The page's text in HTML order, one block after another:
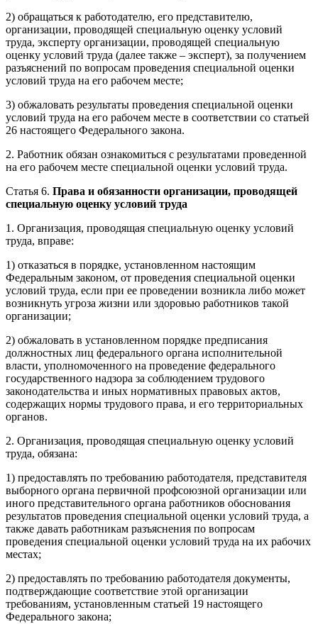
2) обращаться к работодателю, его представителю,
организации, проводящей специальную оценку условий
труда, эксперту организации, проводящей специальную
оценку условий труда (далее также – эксперт), за получением
разъяснений по вопросам проведения специальной оценки
условий труда на его рабочем месте;
3) обжаловать результаты проведения специальной оценки
условий труда на его рабочем месте в соответствии со статьей
26 настоящего Федерального закона.
2. Работник обязан ознакомиться с результатами проведенной
на его рабочем месте специальной оценки условий труда.
Статья 6. Права и обязанности организации, проводящей
специальную оценку условий труда
1. Организация, проводящая специальную оценку условий
труда, вправе:
1) отказаться в порядке, установленном настоящим
Федеральным законом, от проведения специальной оценки
условий труда, если при ее проведении возникла либо может
возникнуть угроза жизни или здоровью работников такой
организации;
2) обжаловать в установленном порядке предписания
должностных лиц федерального органа исполнительной
власти, уполномоченного на проведение федерального
государственного надзора за соблюдением трудового
законодательства и иных нормативных правовых актов,
содержащих нормы трудового права, и его территориальных
органов.
2. Организация, проводящая специальную оценку условий
труда, обязана:
1) предоставлять по требованию работодателя, представителя
выборного органа первичной профсоюзной организации или
иного представительного органа работников обоснования
результатов проведения специальной оценки условий труда, а
также давать работникам разъяснения по вопросам
проведения специальной оценки условий труда на их рабочих
местах;
2) предоставлять по требованию работодателя документы,
подтверждающие соответствие этой организации
требованиям, установленным статьей 19 настоящего
Федерального закона;